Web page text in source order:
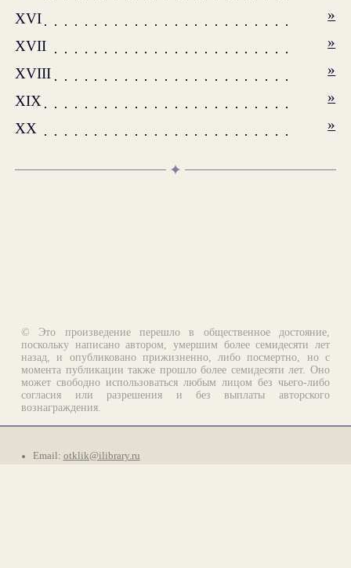
XVI
»
XVII
»
XVIII
»
XIX
»
XX
»
✦
© Это произведение перешло в общественное достояние,
поскольку написано автором, умершим более семидесяти лет
назад, и опубликовано прижизненно, либо посмертно, но с
момента публикации также прошло более семидесяти лет. Оно
может свободно использоваться любым лицом без чьего-либо
согласия или разрешения и без выплаты авторского
вознаграждения.
Email: otklik@ilibrary.ru